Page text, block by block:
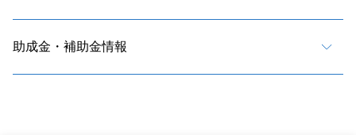
助成金・補助金情報